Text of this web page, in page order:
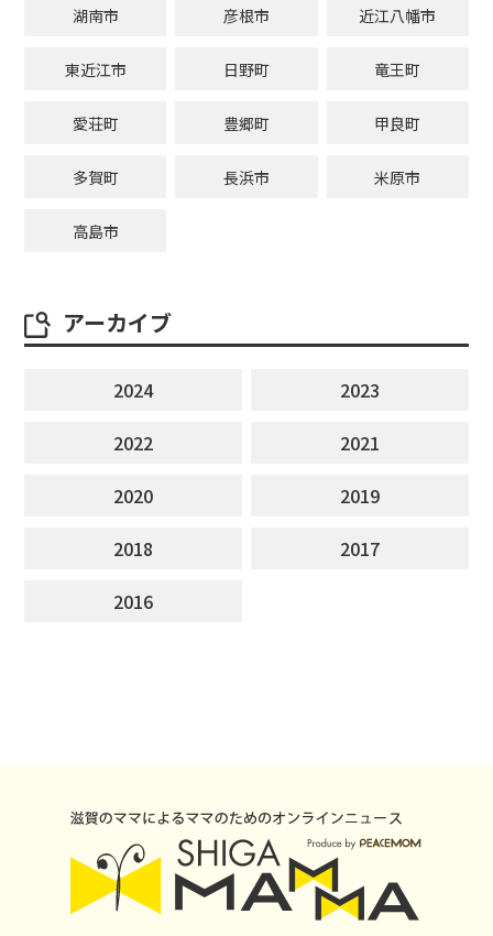
湖南市 彦根市 近江八幡市
東近江市 日野町 竜王町
愛荘町 豊郷町 甲良町
多賀町 長浜市 米原市
高島市
アーカイブ
2024
2023
2022
2021
2020
2019
2018
2017
2016